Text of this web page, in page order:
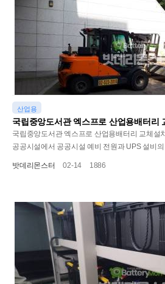
산업용
국립중앙도서관 엑스프로 산업용배터리
국립중앙도서관 엑스프로 산업용배터리 교체설
공공시설에서 공공시설 예비 전원과 UPS 설비
밧데리몬스터 02-14 1886